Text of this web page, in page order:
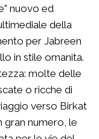
nuovo ed
della
per Jabreen
in stile omanita.
molte delle
o ricche di
verso Birkat
gran numero, le